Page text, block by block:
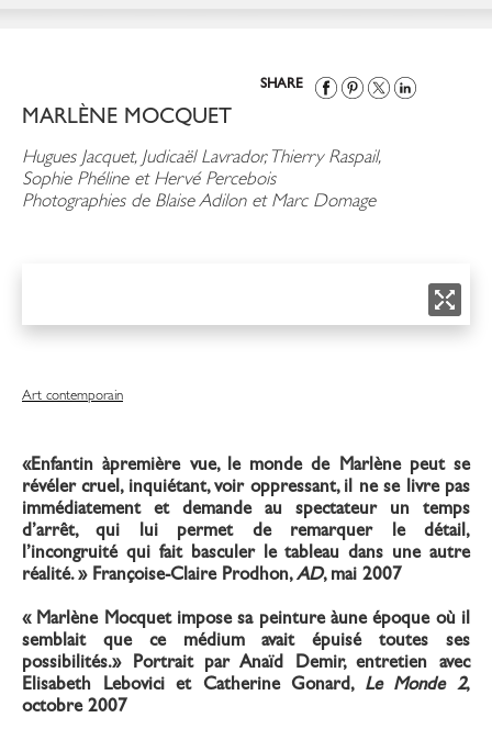
SHARE
MARLÈNE MOCQUET
Hugues Jacquet, Judicaël Lavrador, Thierry Raspail,
Sophie Phéline et Hervé Percebois
Photographies de Blaise Adilon et Marc Domage
Art contemporain
«Enfantin àpremière vue, le monde de Marlène peut se
révéler cruel, inquiétant, voir oppressant, il ne se livre pas
immédiatement et demande au spectateur un temps
d’arrêt, qui lui permet de remarquer le détail,
l’incongruité qui fait basculer le tableau dans une autre
réalité. » Françoise-Claire Prodhon,AD, mai 2007
« Marlène Mocquet impose sa peinture àune époque où il
semblait que ce médium avait épuisé toutes ses
possibilités.» Portrait par Anaïd Demir, entretien avec
Elisabeth Lebovici et Catherine Gonard, Le Monde 2,
octobre 2007